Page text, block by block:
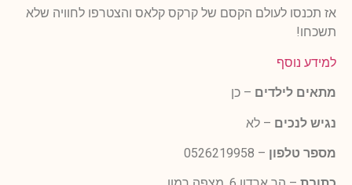
אז תכנסו לעולם הקסם של קרקס קלאס והצטרפו לחוויה שלא
תשכחו!
למידע נוסף
מתאים לילדים – כן
נגיש לנכים – לא
מספר טלפון –
0526219958